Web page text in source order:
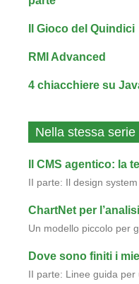
Il Gioco del Quindici
RMI Advanced
4 chiacchiere su
Nella stessa serie
Il CMS agentico: la
II parte: Il design
ChartNet per
Un modello piccolo per
Dove sono finiti i
II parte: Linee guida